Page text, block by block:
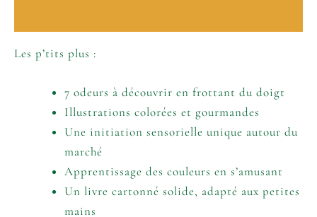
Les p’tits plus :
7 odeurs à découvrir en frottant du doigt
Illustrations colorées et gourmandes
Une initiation sensorielle unique autour du
marché
Apprentissage des couleurs en s’amusant
Un livre cartonné solide, adapté aux petites
mains